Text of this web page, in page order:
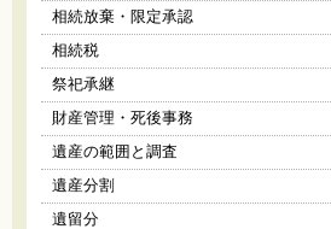
相続放棄・限定承認
相続税
祭祀承継
財産管理・死後事務
遺産の範囲と調査
遺産分割
遺留分